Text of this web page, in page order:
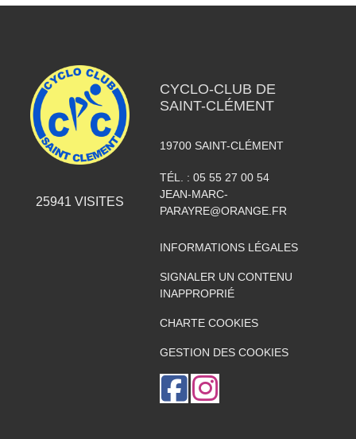
25941 VISITES
CYCLO-CLUB DE
SAINT-CLÉMENT
19700 SAINT-CLÉMENT
TÉL. : 05 55 27 00 54
JEAN-MARC-
PARAYRE@ORANGE.FR
INFORMATIONS LÉGALES
SIGNALER UN CONTENU
INAPPROPRIÉ
CHARTE COOKIES
GESTION DES COOKIES